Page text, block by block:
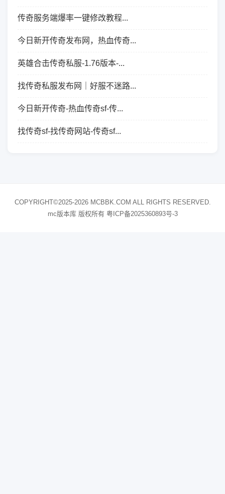
传奇服务端爆率一键修改教程...
今日新开传奇发布网，热血传奇...
英雄合击传奇私服-1.76版本-...
找传奇私服发布网｜好服不迷路...
今日新开传奇-热血传奇sf-传...
找传奇sf-找传奇网站-传奇sf...
COPYRIGHT©2025-2026 MCBBK.COM ALL RIGHTS RESERVED.
mc版本库 版权所有 粤ICP备2025360893号-3